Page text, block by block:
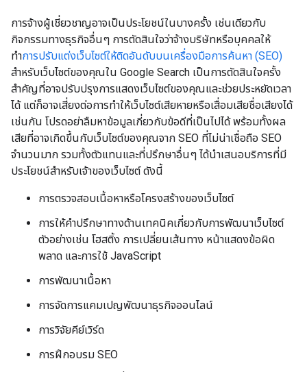
การจ้างผู้เชี่ยวชาญอาจเป็นประโยชน์ในบางครั้ง เช่นเดียวกับ
กิจกรรมทางธุรกิจอื่นๆ การตัดสินใจว่าจ้างบริษัทหรือบุคคลให้
ทำการปรับแต่งเว็บไซต์ให้ติดอันดับบนเครื่องมือการค้นหา (SEO)
สำหรับเว็บไซต์ของคุณใน Google Search เป็นการตัดสินใจครั้ง
สำคัญที่อาจปรับปรุงการแสดงเว็บไซต์ของคุณและช่วยประหยัดเวลา
ได้ แต่ก็อาจเสี่ยงต่อการทำให้เว็บไซต์เสียหายหรือเสื่อมเสียชื่อเสียงได้
เช่นกัน โปรดอย่าลืมหาข้อมูลเกี่ยวกับข้อดีที่เป็นไปได้ พร้อมทั้งผล
เสียที่อาจเกิดขึ้นกับเว็บไซต์ของคุณจาก SEO ที่ไม่น่าเชื่อถือ SEO
จำนวนมาก รวมทั้งตัวแทนและที่ปรึกษาอื่นๆ ได้นำเสนอบริการที่มี
ประโยชน์สำหรับเจ้าของเว็บไซต์ ดังนี้
การตรวจสอบเนื้อหาหรือโครงสร้างของเว็บไซต์
การให้คำปรึกษาทางด้านเทคนิคเกี่ยวกับการพัฒนาเว็บไซต์
ตัวอย่างเช่น โฮสติ้ง การเปลี่ยนเส้นทาง หน้าแสดงข้อผิด
พลาด และการใช้ JavaScript
การพัฒนาเนื้อหา
การจัดการแคมเปญพัฒนาธุรกิจออนไลน์
การวิจัยคีย์เวิร์ด
การฝึกอบรม SEO